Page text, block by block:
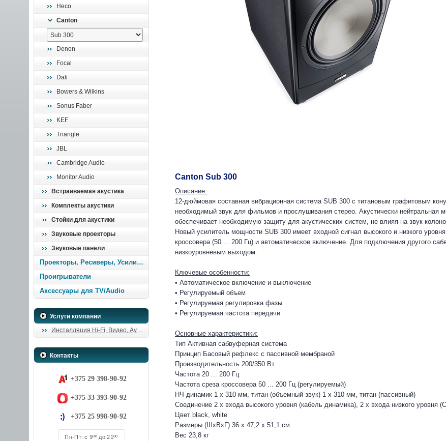
Heco
Canton
Denon
Focal
Dali
Bowers & Wilkins
Sonus Faber
KEF
Triangle
JBL
Cambridge Audio
Monitor Audio
Встраиваемая акустика
Комплекты акустики
Стойки для акустики
Звуковые проекторы
Звуковые панели
Проекторы, Ресиверы, Усилители
Проигрыватели
Аксессуары для TV/Audio
Услуги компании
Инсталляция Hi-Fi, Видео, Аудио
Контакты
+375 29 398-90-92
+375 33 393-90-92
+375 25 998-90-92
Пн-Пт: с 9ºº до 21ºº
Canton Sub 300
Описание:
12-дюймовая составная вибрационная система SUB 300 с титановым графитовым
необходимый звук для фильмов и прослушивания стерео. Акустически нейтральная
обеспечивает необходимую защиту для акустических систем, не влияя на звук
Новый усилитель мощности SUB 300 имеет входной сигнал высокого и низкого
кроссовера (50 ... 200 Гц) и автоматическое включение. Для подключения другого
низкоуровневым выходом.
Ключевые особенности:
• Автоматическое включение и выключение
• Регулируемый объем
• Регулируемая регулировка фазы
• Регулируемая частота передачи
Основные характеристики:
Тип Активная сабвуферная система
Принцип Басовый рефлекс с пассивной мембраной
Производительность 200/350 Вт
Частота 20 ... 200 Гц
Частота среза кроссовера 50 ... 200 Гц (регулируемый)
НЧ-динамик 1 x 310 мм, титан (объемный звук) 1 x 310 мм, титан (пассивный)
Соединение 2 x входа высокого уровня (кабель динамика), 2 x входа низкого уровня
Цвет black, white
Размеры (ШхВхГ) 36 x 47,2 x 51,1 см
Вес 23,8 кг